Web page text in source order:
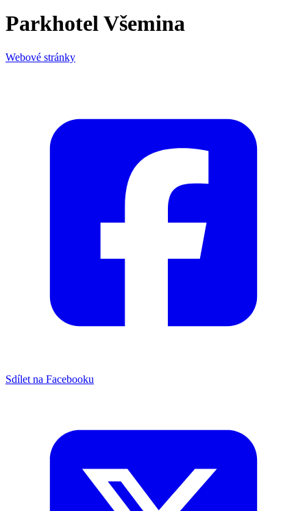
Parkhotel Všemina
Webové stránky
Sdílet na Facebooku